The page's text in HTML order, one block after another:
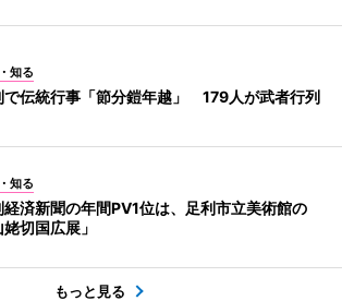
知る
で伝統行事「節分鎧年越」 179人が武者行列
知る
経済新聞の年間PV1位は、足利市立美術館の
姥切国広展」
もっと見る